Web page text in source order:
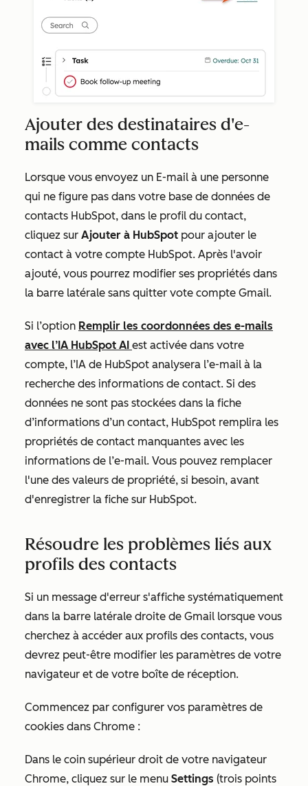
Ajouter des destinataires d'e-
mails comme contacts
Lorsque vous envoyez un E-mail à une personne
qui ne figure pas dans votre base de données de
contacts HubSpot, dans le profil du contact,
cliquez sur Ajouter à HubSpot pour ajouter le
contact à votre compte HubSpot. Après l'avoir
ajouté, vous pourrez modifier ses propriétés dans
la barre latérale sans quitter vote compte Gmail.
Si l’option Remplir les coordonnées des e-mails
avec l’IA HubSpot AI est activée dans votre
compte, l’IA de HubSpot analysera l’e-mail à la
recherche des informations de contact. Si des
données ne sont pas stockées dans la fiche
d’informations d’un contact, HubSpot remplira les
propriétés de contact manquantes avec les
informations de l’e-mail. Vous pouvez remplacer
l'une des valeurs de propriété, si besoin, avant
d'enregistrer la fiche sur HubSpot.
Résoudre les problèmes liés aux
profils des contacts
Si un message d'erreur s'affiche systématiquement
dans la barre latérale droite de Gmail lorsque vous
cherchez à accéder aux profils des contacts, vous
devrez peut-être modifier les paramètres de votre
navigateur et de votre boîte de réception.
Commencez par configurer vos paramètres de
cookies dans Chrome :
Dans le coin supérieur droit de votre navigateur
Chrome, cliquez sur le menu Settings (trois points